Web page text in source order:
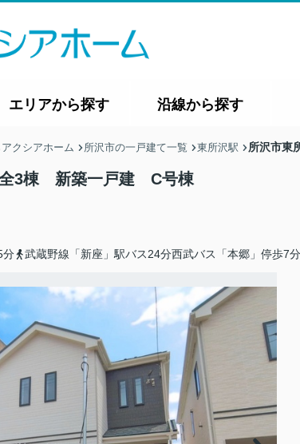
エリアから探す 沿線から探す
クシアホーム 所沢市の一戸建て一覧 東所沢駅 所沢市東
全3棟 新築一戸建 C号棟
分
武蔵野線「新座」駅バス24分西武バス「本郷」停歩7分